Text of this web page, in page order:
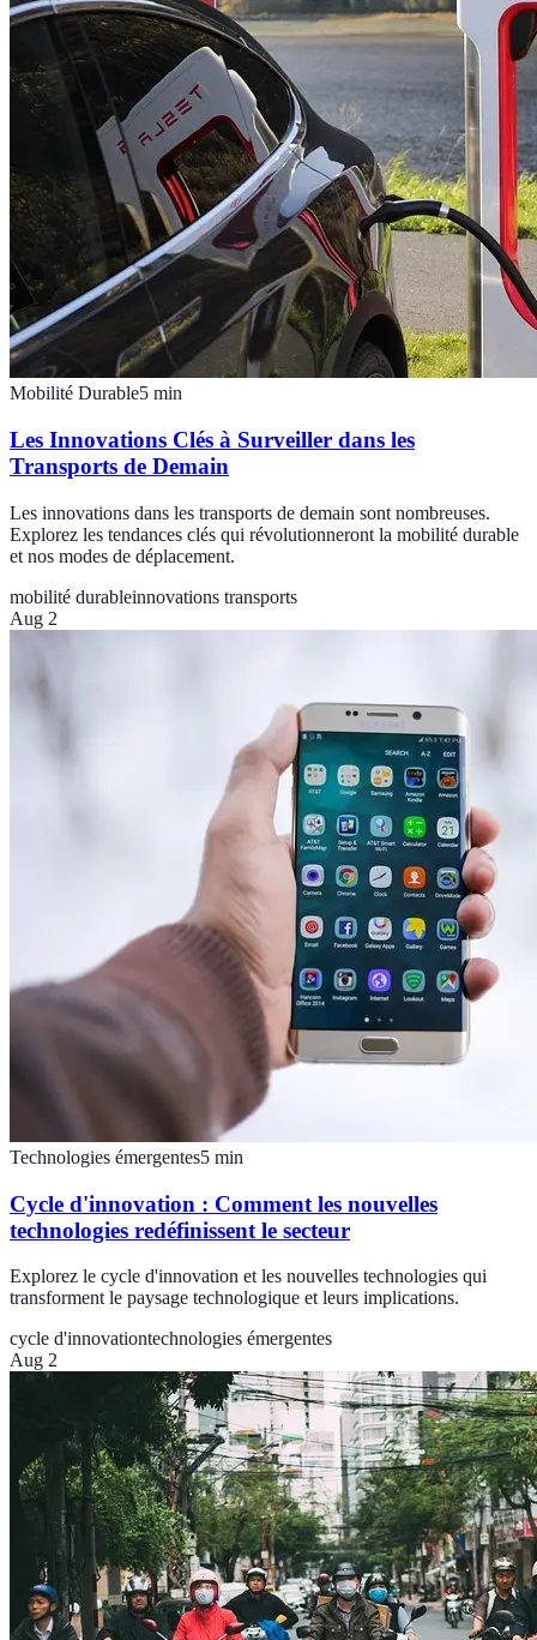
Mobilité Durable5 min
Les Innovations Clés à Surveiller dans les
Transports de Demain
Les innovations dans les transports de demain sont nombreuses.
Explorez les tendances clés qui révolutionneront la mobilité durable
et nos modes de déplacement.
mobilité durableinnovations transports
Aug 2
Technologies émergentes5 min
Cycle d'innovation : Comment les nouvelles
technologies redéfinissent le secteur
Explorez le cycle d'innovation et les nouvelles technologies qui
transforment le paysage technologique et leurs implications.
cycle d'innovationtechnologies émergentes
Aug 2